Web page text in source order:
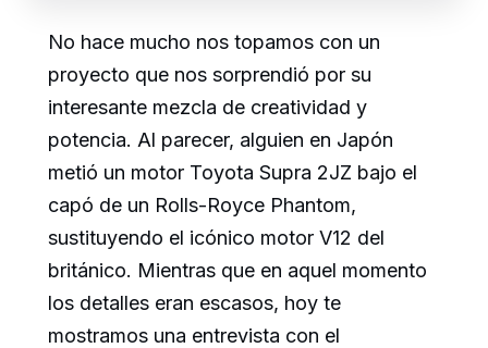
No hace mucho nos topamos con un
proyecto que nos sorprendió por su
interesante mezcla de creatividad y
potencia. Al parecer, alguien en Japón
metió un motor Toyota Supra 2JZ bajo el
capó de un Rolls-Royce Phantom,
sustituyendo el icónico motor V12 del
británico. Mientras que en aquel momento
los detalles eran escasos, hoy te
mostramos una entrevista con el